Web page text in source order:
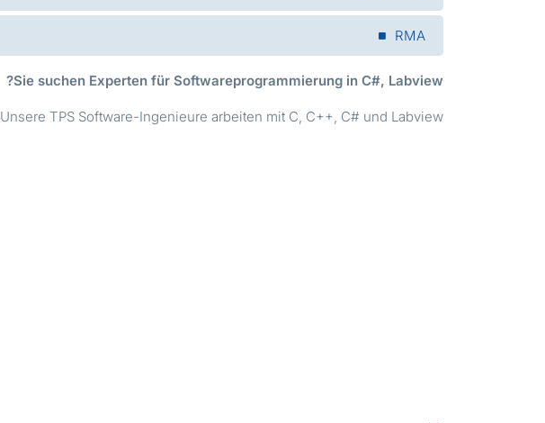
RMA
Sie suchen Experten für Softwareprogrammierung in C#, Labview?
Unsere TPS Software-Ingenieure arbeiten mit C, C++, C# und Labview.